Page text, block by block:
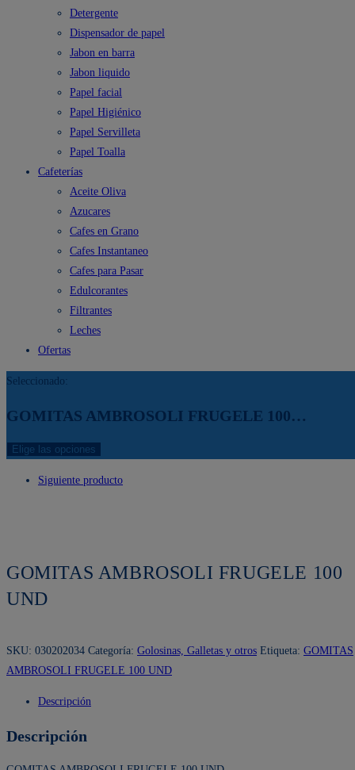
Detergente
Dispensador de papel
Jabon en barra
Jabon liquido
Papel facial
Papel Higiénico
Papel Servilleta
Papel Toalla
Cafeterías
Aceite Oliva
Azucares
Cafes en Grano
Cafes Instantaneo
Cafes para Pasar
Edulcorantes
Filtrantes
Leches
Ofertas
Seleccionado:
GOMITAS AMBROSOLI FRUGELE 100…
Elige las opciones
Siguiente producto
GOMITAS AMBROSOLI FRUGELE 100
UND
SKU: 030202034 Categoría: Golosinas, Galletas y otros Etiqueta: GOMITAS
AMBROSOLI FRUGELE 100 UND
Descripción
Descripción